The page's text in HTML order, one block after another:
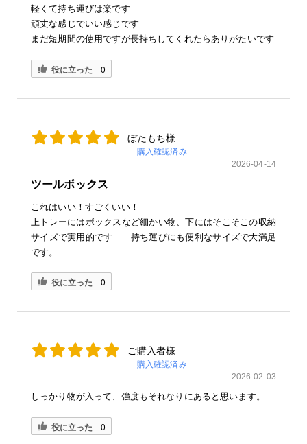
軽くて持ち運びは楽です
頑丈な感じでいい感じです
まだ短期間の使用ですが長持ちしてくれたらありがたいです
役に立った 0
ぼたもち様
購入確認済み
2026-04-14
ツールボックス
これはいい！すごくいい！
上トレーにはボックスなど細かい物、下にはそこそこの収納
サイズで実用的です 持ち運びにも便利なサイズで大満足
です。
役に立った 0
ご購入者様
購入確認済み
2026-02-03
しっかり物が入って、強度もそれなりにあると思います。
役に立った 0